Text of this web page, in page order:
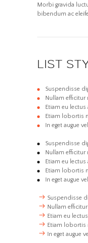
Morbi gravida
bibendum ac
LIST
Suspendisse
Nullam efficitur
Etiam eu lectus
Etiam lobortis
In eget augue
Suspendisse
Nullam efficitur
Etiam eu lectus
Etiam lobortis
In eget augue
Suspendisse
Nullam
Etiam eu
Etiam lobortis
In eget augue